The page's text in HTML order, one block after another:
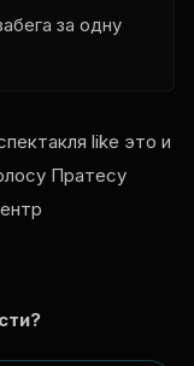
за одну
like это и
Пратесу